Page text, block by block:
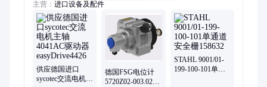
主营： 进口设备及配件
供应德国进口
sycotec交流电机主
德国FSG电位计
5720Z02-003.028
STAHL 9001/01-
199-100-101单通